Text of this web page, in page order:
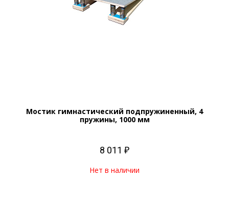
Мостик гимнастический подпружиненный, 4
пружины, 1000 мм
8 011 ₽
Нет в наличии